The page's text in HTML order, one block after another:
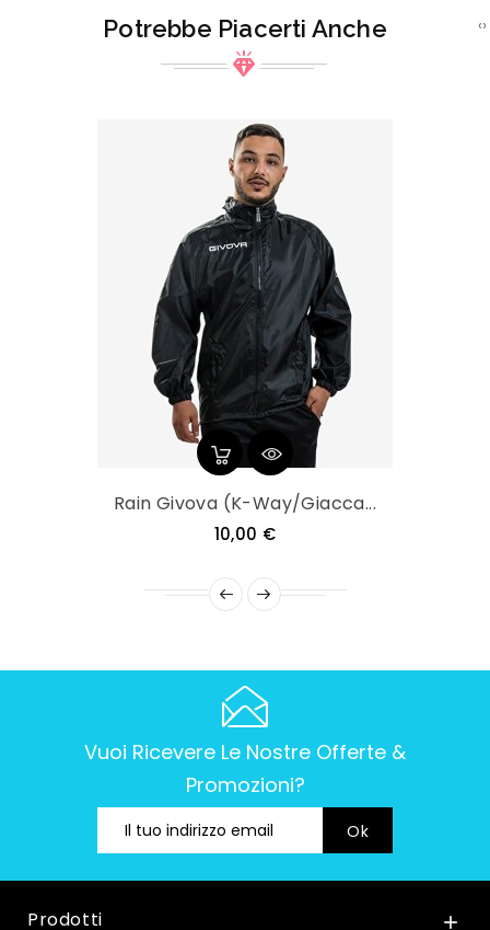
Potrebbe Piacerti Anche
Rain Givova (k-Way/giacca...
10,00 €Prezzo
‹›
Vuoi Ricevere Le Nostre Offerte &
Promozioni?
Prodotti 